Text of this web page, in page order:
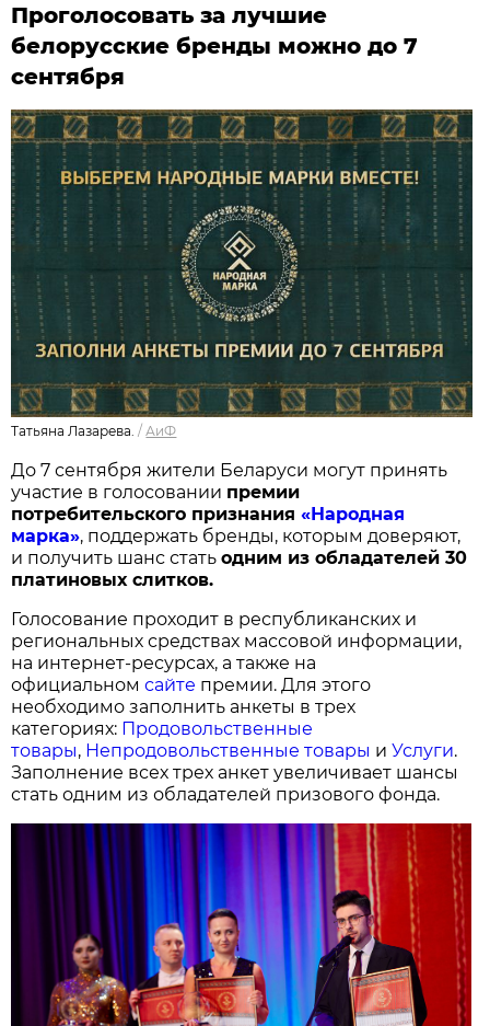
Проголосовать за лучшие
белорусские бренды можно до 7
сентября
Татьяна Лазарева. /АиФ
До 7 сентября жители Беларуси могут принять
участие в голосовании премии
потребительского признания«Народная
марка», поддержать бренды, которым доверяют,
и получить шанс статьодним из обладателей 30
платиновых слитков.
Голосование проходит в республиканских и
региональных средствах массовой информации,
на интернет-ресурсах, а также на
официальномсайте премии. Для этого
необходимо заполнить анкеты в трех
категориях: Продовольственные
товары, Непродовольственные товары иУслуги.
Заполнение всех трех анкет увеличивает шансы
стать одним из обладателей призового фонда.